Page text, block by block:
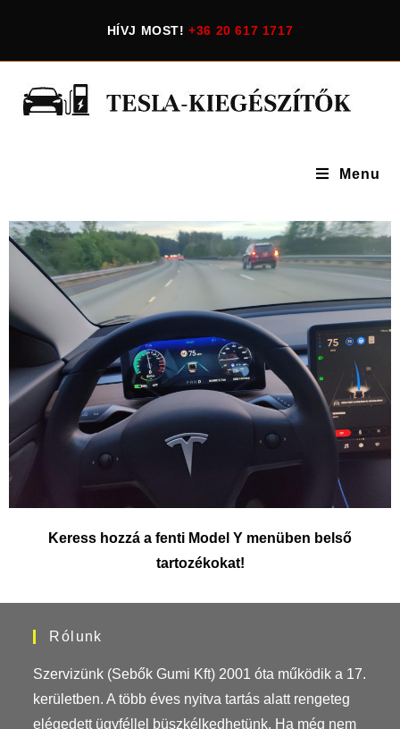
HÍVJ MOST!+36 20 617 1717
Menu
Keress hozzá a fenti Model Y menüben belső
tartozékokat!
Rólunk
Szervizünk (Sebők Gumi Kft) 2001 óta működik a 17.
kerületben. A több éves nyitva tartás alatt rengeteg
elégedett ügyféllel büszkélkedhetünk. Ha még nem